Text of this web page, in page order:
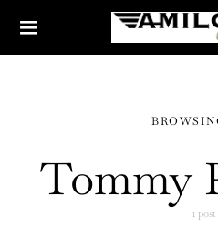
Tommy
1 post